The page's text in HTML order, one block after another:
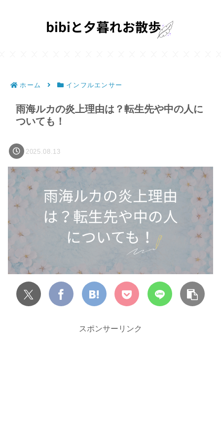
ホーム インフルエンサー
雨海ルカの炎上理由は？転生先や中の人に
ついても！
2025.08.13
スポンサーリンク